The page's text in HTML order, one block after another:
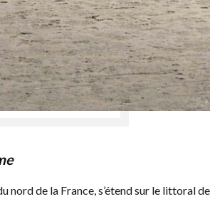
nord de la France, s’étend sur le littoral